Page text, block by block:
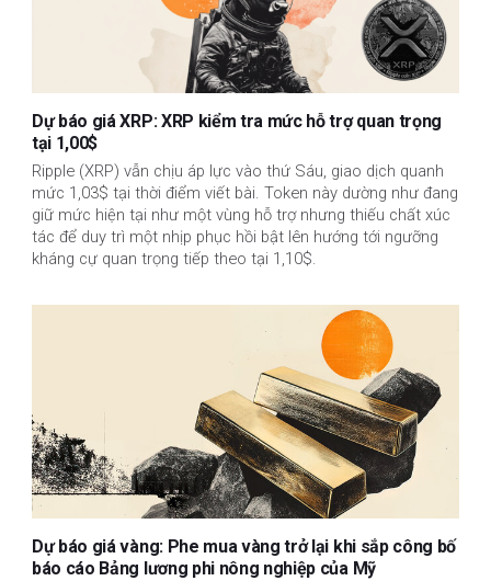
Dự báo giá XRP: XRP kiểm tra mức hỗ trợ quan trọng
tại 1,00$
Ripple (XRP) vẫn chịu áp lực vào thứ Sáu, giao dịch quanh
mức 1,03$ tại thời điểm viết bài. Token này dường như đang
giữ mức hiện tại như một vùng hỗ trợ nhưng thiếu chất xúc
tác để duy trì một nhịp phục hồi bật lên hướng tới ngưỡng
kháng cự quan trọng tiếp theo tại 1,10$.
Dự báo giá vàng: Phe mua vàng trở lại khi sắp công bố
báo cáo Bảng lương phi nông nghiệp của Mỹ